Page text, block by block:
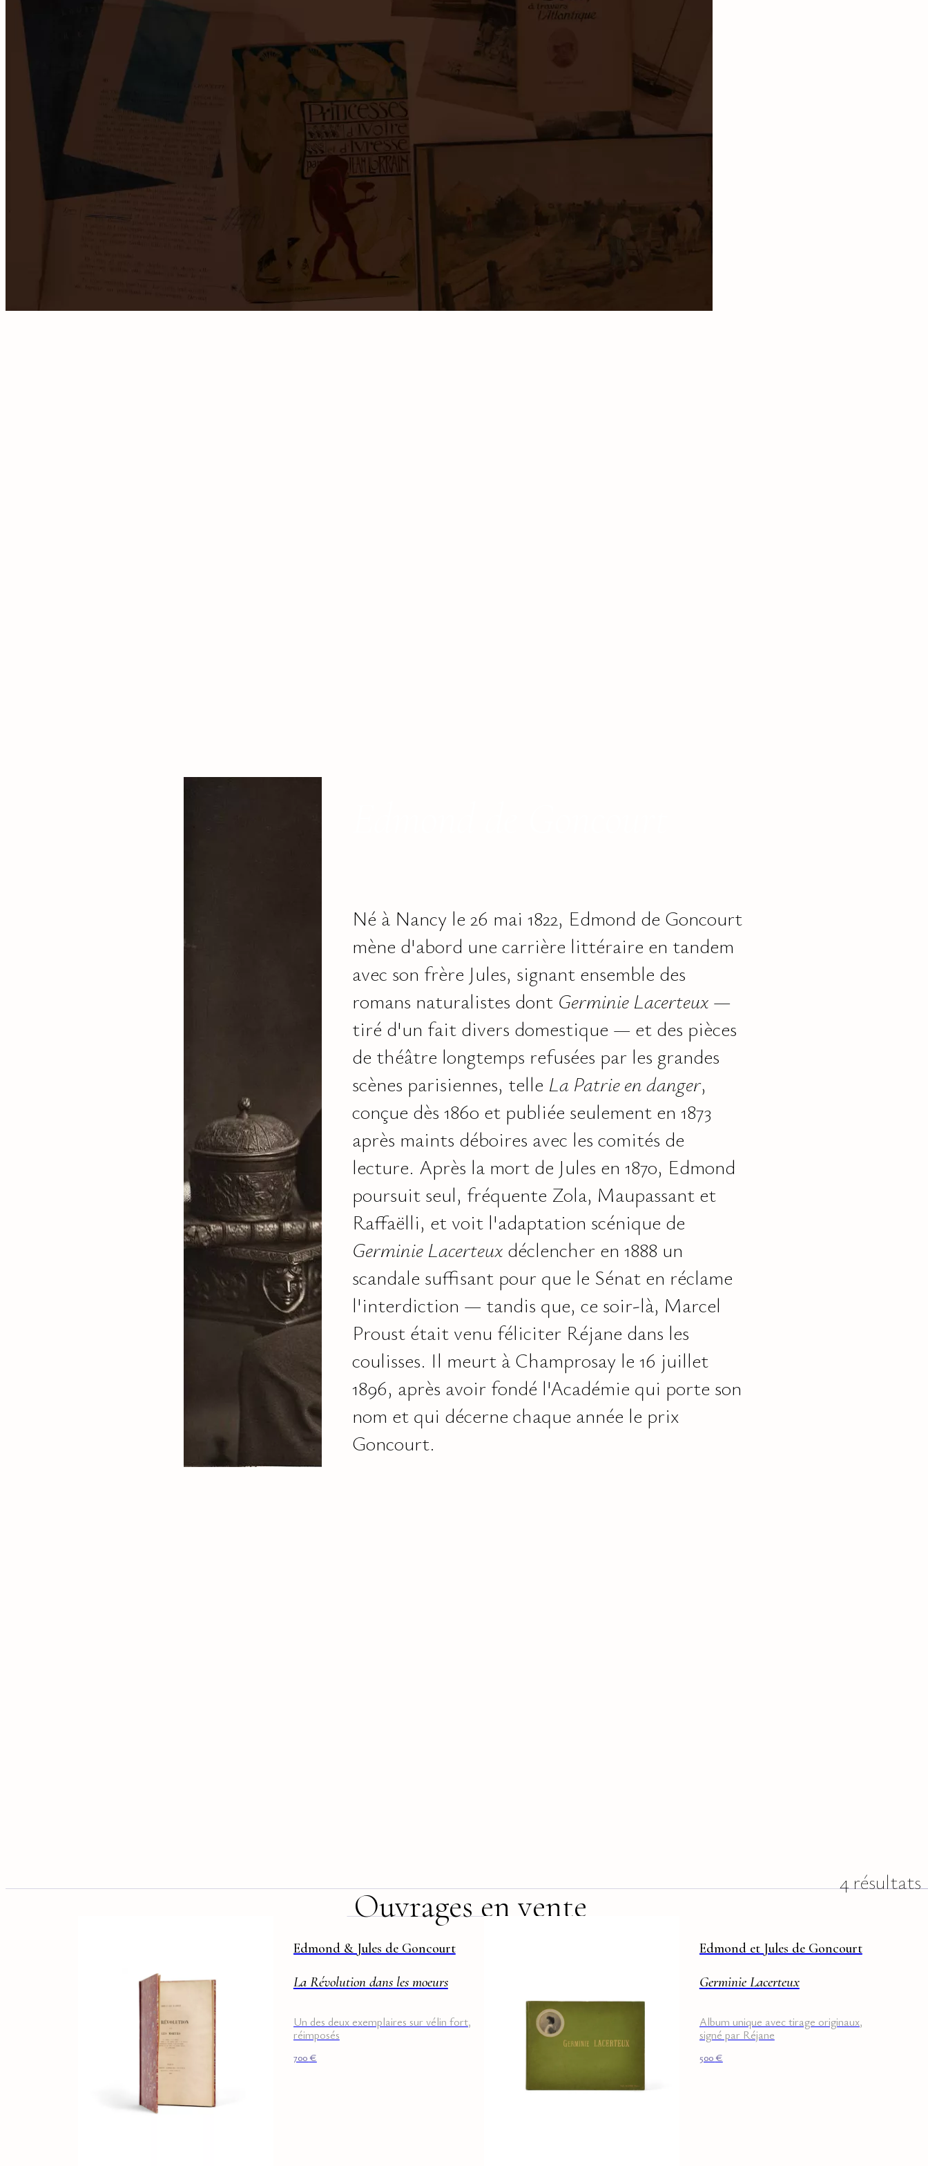
Né à Nancy le 26 mai 1822, Edmond de Goncourt
mène d'abord une carrière littéraire en tandem
avec son frère Jules, signant ensemble des
romans naturalistes dont Germinie Lacerteux—
tiré d'un fait divers domestique — et des pièces
de théâtre longtemps refusées par les grandes
scènes parisiennes, telle La Patrie en danger,
conçue dès 1860 et publiée seulement en 1873
après maints déboires avec les comités de
lecture. Après la mort de Jules en 1870, Edmond
poursuit seul, fréquente Zola, Maupassant et
Raffaëlli, et voit l'adaptation scénique de
Germinie Lacerteuxdéclencher en 1888 un
scandale suffisant pour que le Sénat en réclame
l'interdiction — tandis que, ce soir-là, Marcel
Proust était venu féliciter Réjane dans les
coulisses. Il meurt à Champrosay le 16 juillet
1896, après avoir fondé l'Académie qui porte son
nom et qui décerne chaque année le prix
Goncourt.
Ouvrages en vente
4 résultats
Edmond & Jules de Goncourt
La Révolution dans les moeurs
Un des deux exemplaires sur vélin fort,
réimposés
700€
Edmond et Jules de Goncourt
Germinie Lacerteux
Album unique avec tirage originaux,
signé par Réjane
500€